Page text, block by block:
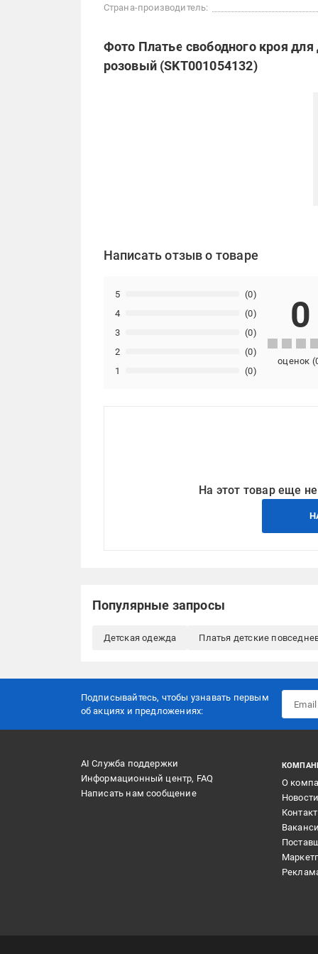
Страна-производитель:
Фото Платье свободного кроя
розовый (SKT001054132)
Написать отзыв о товаре
1 (0)
2 (0)
3 (0)
4 (0)
5 (0)
0
оценок (
На этот товар еще
Популярные запросы
Детская одежда Платья детские
Подписывайтесь, чтобы узнавать первым
об акцияx и предложениях:
AI Служба поддержки
Информационный центр, FAQ
Написать нам сообщение
О